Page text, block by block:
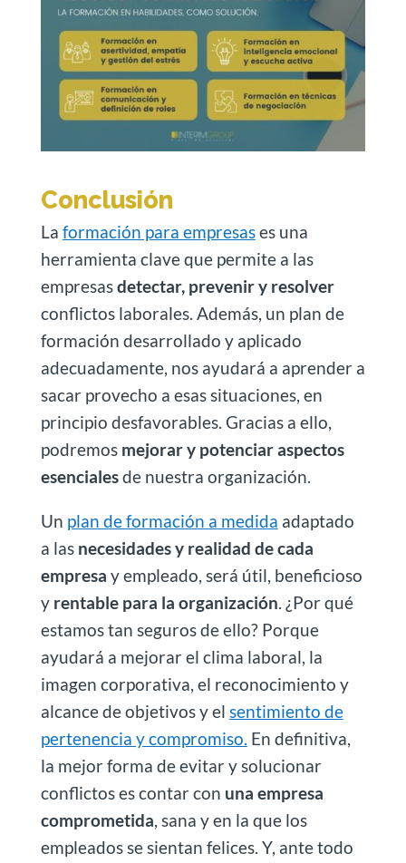
Conclusión
La formación para empresases una
herramienta clave que permite a las
empresasdetectar, prevenir y resolver
conflictos laborales. Además, un plan de
formación desarrollado y aplicado
adecuadamente, nos ayudará a aprender a
sacar provecho a esas situaciones, en
principio desfavorables. Gracias a ello,
podremos mejorar y potenciar aspectos
esencialesde nuestra organización.
Un plan de formación a medida adaptado
a las necesidades y realidad de cada
empresa y empleado, será útil, beneficioso
y rentable para la organización. ¿Por qué
estamos tan seguros de ello? Porque
ayudará a mejorar el clima laboral, la
imagen corporativa, el reconocimiento y
alcance de objetivos y el sentimiento de
pertenencia y compromiso. En definitiva,
la mejor forma de evitar y solucionar
conflictos es contar con una empresa
comprometida, sana y en la que los
empleados se sientan felices. Y, ante todo